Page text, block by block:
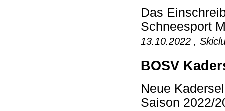
Das
Schneesport
13.10.2022 ,
BOSV
Neue
Saison 2022/